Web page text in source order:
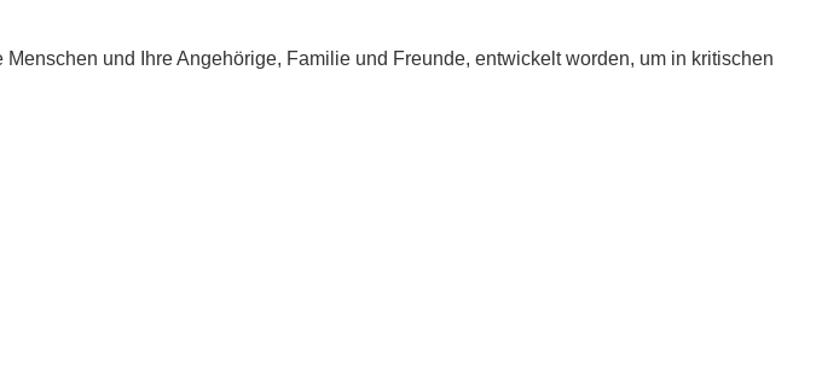
und Ihre Angehörige, Familie und Freunde, entwickelt worden, um in kritischen